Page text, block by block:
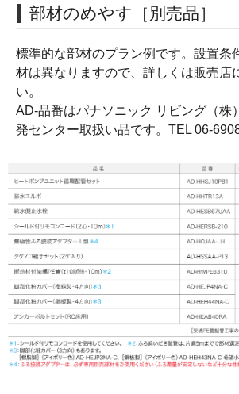
部材のめやす［別売品］
標準的な部材のプラン例です。設置条
材は異なりますので、詳しくは販売店
い。
AD-品番はパナソニック リビング（株
発センター取扱い品です。TEL 06-